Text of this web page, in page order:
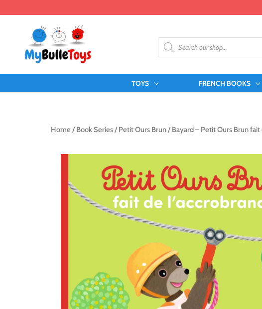
Products
search
TOYS FRENCH BOOKS
Home / Book Series/ Petit Ours Brun/ Bayard – Petit Ours Brun fait